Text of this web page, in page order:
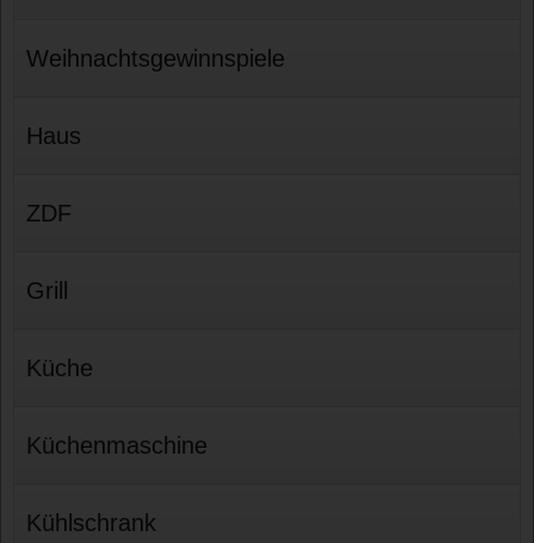
Weihnachtsgewinnspiele
Haus
ZDF
Grill
Küche
Küchenmaschine
Kühlschrank